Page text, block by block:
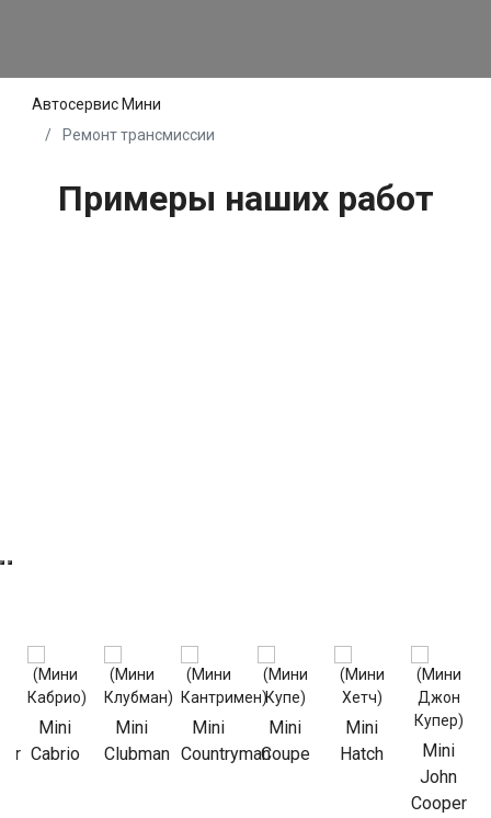
Автосервис Мини
Ремонт трансмиссии
Примеры наших работ
Mini
Cabrio
Mini
Clubman
Mini
Countryman
Mini
Coupe
Mini
Hatch
Mini
John
Cooper